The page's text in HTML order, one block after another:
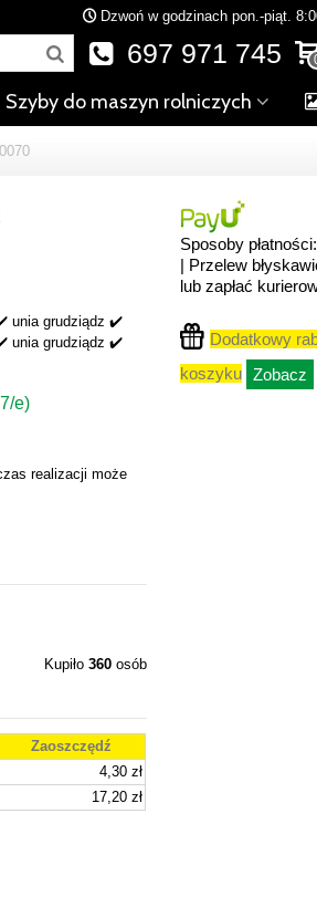
Dzwoń w godzinach pon.-piąt.
697 971 745
Szyby do maszyn rolniczych
unia grudziądz ✔️
unia grudziądz ✔️
e)
realizacji może
Kupiło 360osób
Zaoszczędź
4,30 zł
17,20 zł
Sposoby
| Przelew
lub zapłać
Dodatkowy
koszyku Zobacz